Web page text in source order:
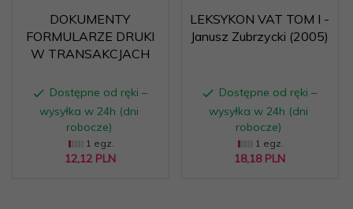
DOKUMENTY
FORMULARZE DRUKI
W TRANSAKCJACH
Dostępne od ręki –
wysyłka w 24h (dni
robocze)
1 egz.
12,12 PLN
LEKSYKON VAT TOM I -
Janusz Zubrzycki (2005)
Dostępne od ręki –
wysyłka w 24h (dni
robocze)
1 egz.
18,18 PLN